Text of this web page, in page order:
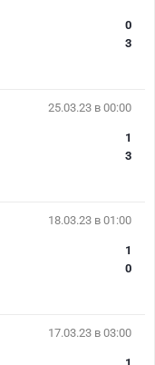
0
3
25.03.23 в 00:00
1
3
18.03.23 в 01:00
1
0
17.03.23 в 03:00
1